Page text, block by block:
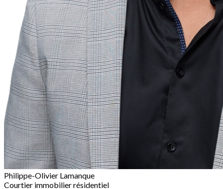
Philippe-Olivier Lamanque
Courtier immobilier résidentiel